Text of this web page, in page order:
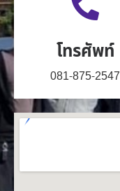
โทรศัพท์
081-875-2547